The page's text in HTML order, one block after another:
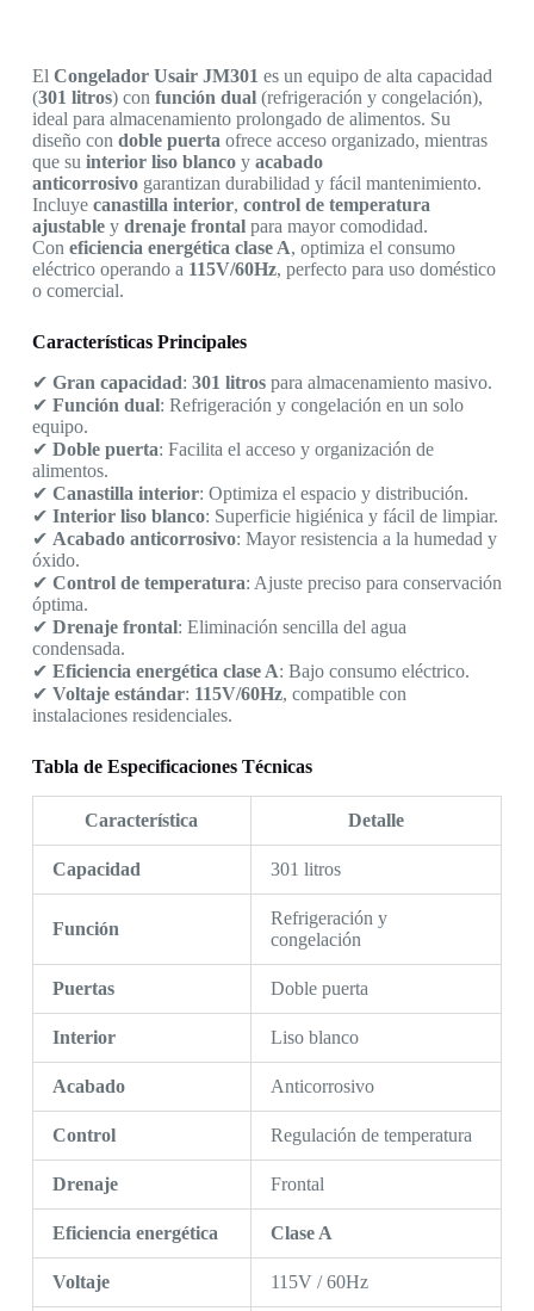
El Congelador Usair JM301 es un equipo de alta capacidad
(301 litros) con función dual(refrigeración y congelación),
ideal para almacenamiento prolongado de alimentos. Su
diseño con doble puerta ofrece acceso organizado, mientras
que su interior liso blancoy acabado
anticorrosivogarantizan durabilidad y fácil mantenimiento.
Incluye canastilla interior, control de temperatura
ajustabley drenaje frontalpara mayor comodidad.
Con eficiencia energética clase A, optimiza el consumo
eléctrico operando a 115V/60Hz, perfecto para uso doméstico
o comercial.
Características Principales
✔ Gran capacidad: 301 litrospara almacenamiento masivo.
✔ Función dual: Refrigeración y congelación en un solo
equipo.
✔ Doble puerta: Facilita el acceso y organización de
alimentos.
✔ Canastilla interior: Optimiza el espacio y distribución.
✔ Interior liso blanco: Superficie higiénica y fácil de limpiar.
✔ Acabado anticorrosivo: Mayor resistencia a la humedad y
óxido.
✔ Control de temperatura: Ajuste preciso para conservación
óptima.
✔ Drenaje frontal: Eliminación sencilla del agua
condensada.
✔ Eficiencia energética clase A: Bajo consumo eléctrico.
✔ Voltaje estándar: 115V/60Hz, compatible con
instalaciones residenciales.
Tabla de Especificaciones Técnicas
Característica Detalle
Capacidad 301 litros
Función
Refrigeración y
congelación
Puertas Doble puerta
Interior Liso blanco
Acabado Anticorrosivo
Control Regulación de temperatura
Drenaje Frontal
Eficiencia energética Clase A
Voltaje 115V / 60Hz